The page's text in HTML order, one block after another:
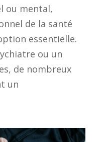
ou mental,
de la santé
essentielle.
ou un
de nombreux
un